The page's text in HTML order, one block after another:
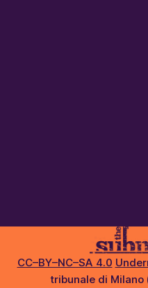
CC–BY–NC–SA 4.0
tribunale di Milano